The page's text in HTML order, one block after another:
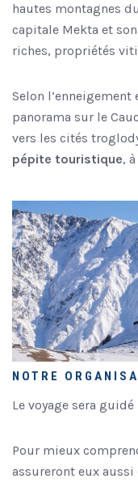
hautes montagnes
capitale Mekta et
riches, propriétés
Selon
panorama sur le
vers les cités
pépite touristique,
NOTRE
Le voyage sera
Pour mieux
assureront eux aussi